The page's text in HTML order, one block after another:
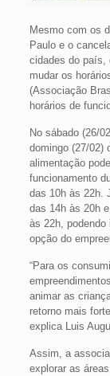
Mesmo com os
Paulo e o
cidades do país,
mudar os
(Associação
horários de
No sábado (26/
domingo (27/02)
alimentação
funcionamento
das 10h às 22h.
das 14h às 20h
às 22h,
opção do
“Para os
animar as
retorno mais
explica Luis
Assim, a
explorar as